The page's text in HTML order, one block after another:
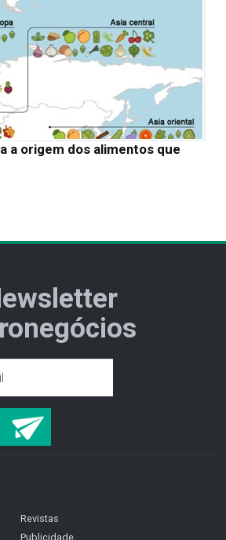
a origem dos alimentos que
Revistas
Publicidade